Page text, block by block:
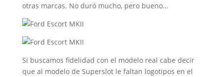
otras marcas. No duró mucho, pero bueno…
Si buscamos fidelidad con el modelo real cabe decir
que al modelo de Superslot le faltan logotipos en el